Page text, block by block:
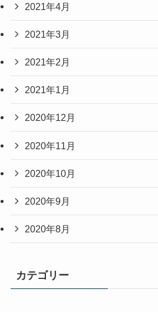
2021年4月
2021年3月
2021年2月
2021年1月
2020年12月
2020年11月
2020年10月
2020年9月
2020年8月
カテゴリー